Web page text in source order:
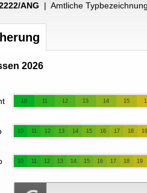
ANG | Amtliche Typbezeichnung:
2026
10 11 12 13 14 15
10 11 12 13 14 15 16 17 18 19
10 11 12 13 14 15 16 17 18 19